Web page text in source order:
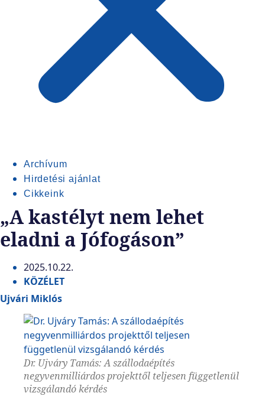
Archívum
Hirdetési ajánlat
Cikkeink
„A kastélyt nem lehet
eladni a Jófogáson”
2025.10.22.
KÖZÉLET
Ujvári Miklós
Dr. Ujváry Tamás: A szállodaépítés
negyvenmilliárdos projekttől teljesen függetlenül
vizsgálandó kérdés